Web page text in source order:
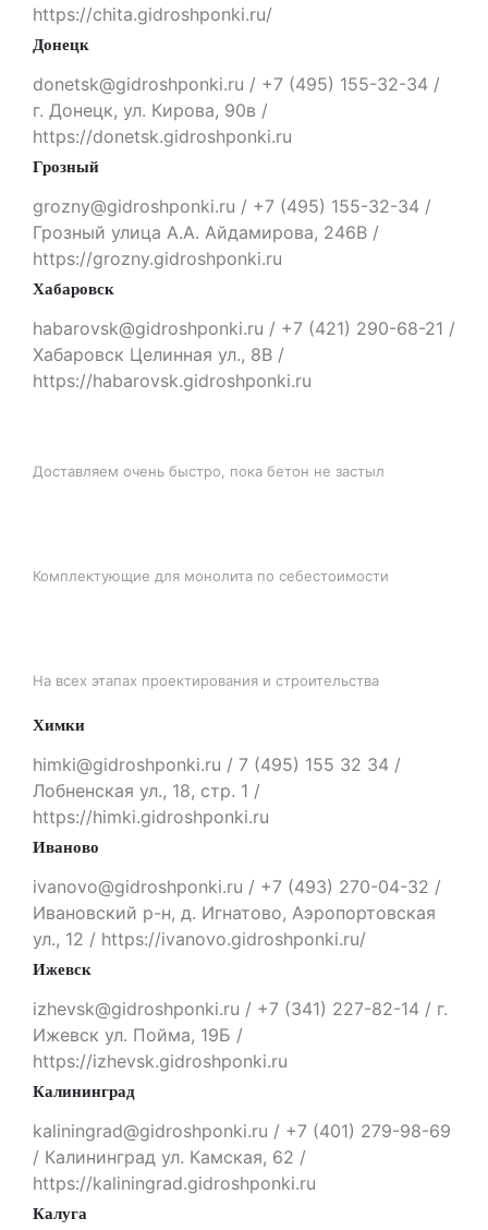
https://chita.gidroshponki.ru/
Донецк
donetsk@gidroshponki.ru / +7 (495) 155-32-34 /
г. Донецк, ул. Кирова, 90в /
https://donetsk.gidroshponki.ru
Грозный
grozny@gidroshponki.ru / +7 (495) 155-32-34 /
Грозный улица А.А. Айдамирова, 246В /
https://grozny.gidroshponki.ru
Хабаровск
habarovsk@gidroshponki.ru / +7 (421) 290-68-21 /
Хабаровск Целинная ул., 8В /
https://habarovsk.gidroshponki.ru
Доставляем очень быстро, пока бетон не застыл
Комплектующие для монолита по себестоимости
На всех этапах проектирования и строительства
Химки
himki@gidroshponki.ru / 7 (495) 155 32 34 /
Лобненская ул., 18, стр. 1 /
https://himki.gidroshponki.ru
Иваново
ivanovo@gidroshponki.ru / +7 (493) 270-04-32 /
Ивановский р-н, д. Игнатово, Аэропортовская
ул., 12 / https://ivanovo.gidroshponki.ru/
Ижевск
izhevsk@gidroshponki.ru / +7 (341) 227-82-14 / г.
Ижевск ул. Пойма, 19Б /
https://izhevsk.gidroshponki.ru
Калининград
kaliningrad@gidroshponki.ru / +7 (401) 279-98-69
/ Калининград ул. Камская, 62 /
https://kaliningrad.gidroshponki.ru
Калуга